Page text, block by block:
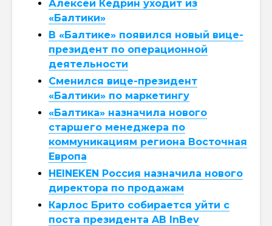
Алексей Кедрин уходит из
«Балтики»
В «Балтике» появился новый вице-
президент по операционной
деятельности
Сменился вице-президент
«Балтики» по маркетингу
«Балтика» назначила нового
старшего менеджера по
коммуникациям региона Восточная
Европа
HEINEKEN Россия назначила нового
директора по продажам
Карлос Брито собирается уйти с
поста президента AB InBev